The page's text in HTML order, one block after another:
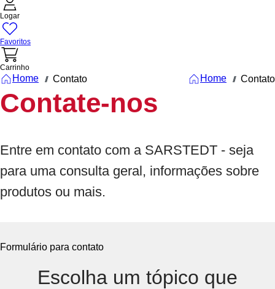
Logar
Favoritos
Carrinho
Home /// Contato Home /// Contato
Contate-nos
Entre em contato com a SARSTEDT - seja
para uma consulta geral, informações sobre
produtos ou mais.
Formulário para contato
Escolha um tópico que